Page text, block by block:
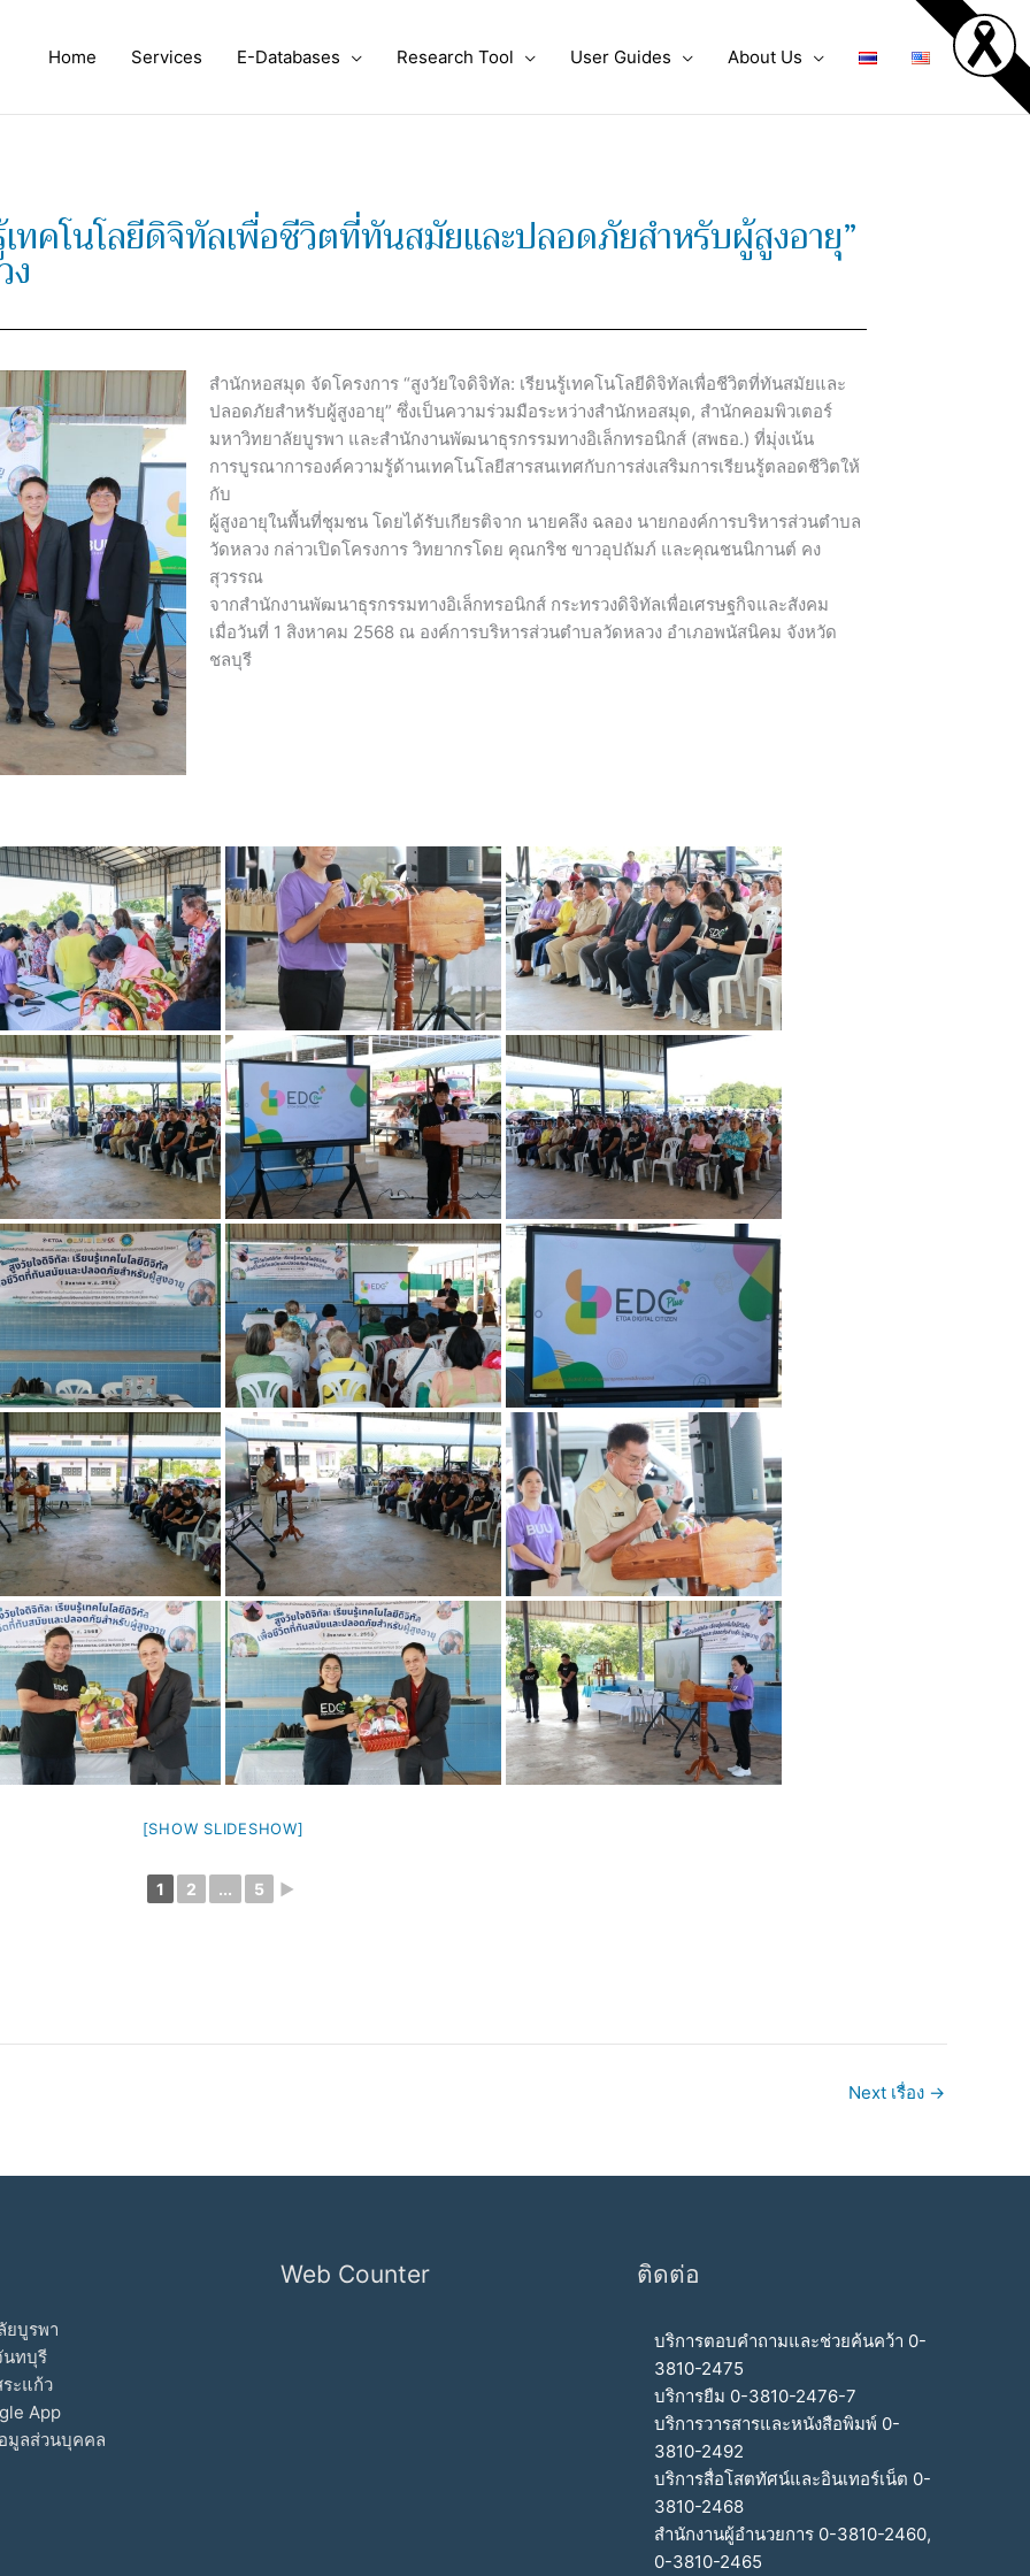
Home Services E-Databases Research Tool User Guides About Us
เทคโนโลยีดิจิทัลเพื่อชีวิตที่ทันสมัยและปลอดภัยสำหรับผู้สูงอายุ”
สำนักหอสมุด จัดโครงการ “สูงวัยใจดิจิทัล: เรียนรู้เทคโนโลยีดิจิทัลเพื่อชีวิตที่ทันสมัยและ
ปลอดภัยสำหรับผู้สูงอายุ” ซึ่งเป็นความร่วมมือระหว่างสำนักหอสมุด, สำนักคอมพิวเตอร์
มหาวิทยาลัยบูรพา และสำนักงานพัฒนาธุรกรรมทางอิเล็กทรอนิกส์ (สพธอ.) ที่มุ่งเน้น
การบูรณาการองค์ความรู้ด้านเทคโนโลยีสารสนเทศกับการส่งเสริมการเรียนรู้ตลอดชีวิตให้
กับ
ผู้สูงอายุในพื้นที่ชุมชน โดยได้รับเกียรติจาก นายคลึง ฉลอง นายกองค์การบริหารส่วนตำบล
วัดหลวง กล่าวเปิดโครงการ วิทยากรโดย คุณกริช ขาวอุปถัมภ์ และคุณชนนิกานต์ คง
สุวรรณ
จากสำนักงานพัฒนาธุรกรรมทางอิเล็กทรอนิกส์ กระทรวงดิจิทัลเพื่อเศรษฐกิจและสังคม
เมื่อวันที่ 1 สิงหาคม 2568 ณ องค์การบริหารส่วนตำบลวัดหลวง อำเภอพนัสนิคม จังหวัด
ชลบุรี
[SHOW SLIDESHOW]
1 2 ... 5 ►
Next เรื่อง →
ยบูรพา
นทบุรี
ะแก้ว
App
มูลส่วนบุคคล
Web Counter ติดต่อ
บริการตอบคำถามและช่วยค้นคว้า 0-
3810-2475
บริการยืม 0-3810-2476-7
บริการวารสารและหนังสือพิมพ์ 0-
3810-2492
บริการสื่อโสตทัศน์และอินเทอร์เน็ต 0-
3810-2468
สำนักงานผู้อำนวยการ 0-3810-2460,
0-3810-2465